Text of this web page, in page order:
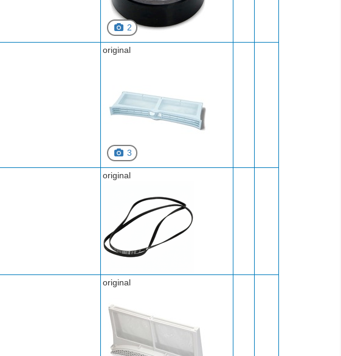
2
original
3
original
original